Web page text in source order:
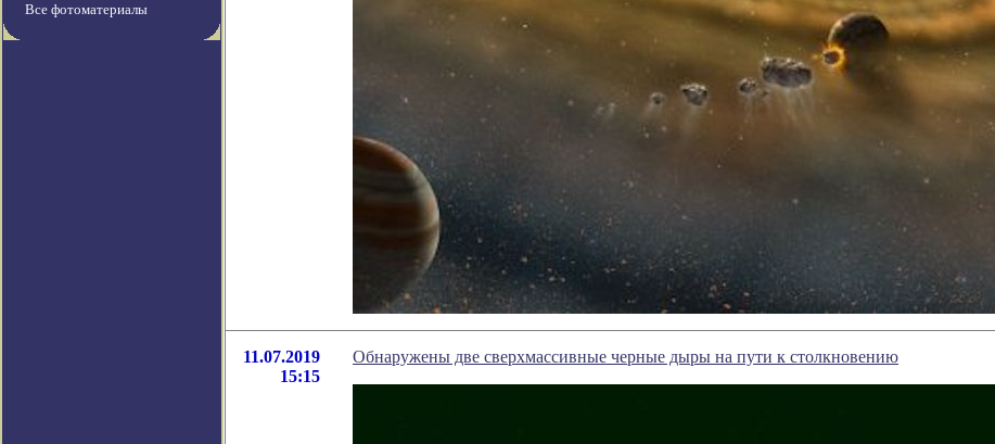
Все фотоматериалы
11.07.2019
15:15
Обнаружены две сверхмассивные черные дыры на пути к столкновению